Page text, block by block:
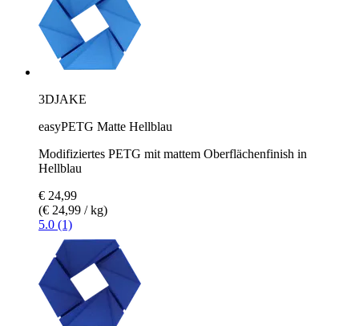
3DJAKE
easyPETG Matte Hellblau
Modifiziertes PETG mit mattem Oberflächenfinish in
Hellblau
€ 24,99
(€ 24,99 / kg)
5.0 (1)